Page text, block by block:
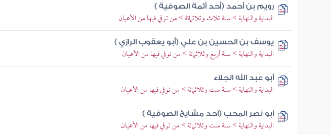
رويم بن أحمد (أحد أئمة الصوفية )
البداية والنهاية > سنة ثلاث وثلاثمائة > من توفي فيها من الأعيان
يوسف بن الحسين بن علي (أبو يعقوب الرازي )
البداية والنهاية > سنة أربع وثلاثمائة > من توفي فيها من الأعيان
أبو عبد الله الجلاء
البداية والنهاية > سنة ست وثلاثمائة > من توفي فيها من الأعيان
أبو نصر المحب (أحد مشايخ الصوفية )
البداية والنهاية > سنة ست وثلاثمائة > من توفي فيها من الأعيان